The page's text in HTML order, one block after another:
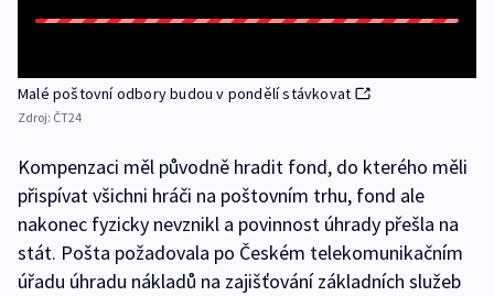
Malé poštovní odbory budou v pondělí stávkovat
Zdroj: ČT24
Kompenzaci měl původně hradit fond, do kterého měli
přispívat všichni hráči na poštovním trhu, fond ale
nakonec fyzicky nevznikl a povinnost úhrady přešla na
stát. Pošta požadovala po Českém telekomunikačním
úřadu úhradu nákladů na zajišťování základních služeb